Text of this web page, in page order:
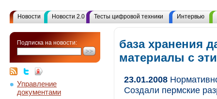
Новости Новости 2.0 Тесты цифровой техники Интервью
Подписка на новости:
Управление
документами
база хранения
материалы с
23.01.2008
Создали пермские